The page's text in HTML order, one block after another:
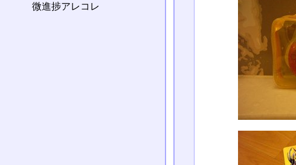
微進捗アレコレ